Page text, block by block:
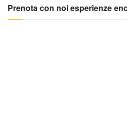
Prenota con noi esperienze